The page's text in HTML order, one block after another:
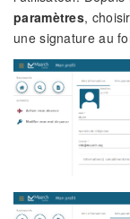
paramètres, choisir
une signature au